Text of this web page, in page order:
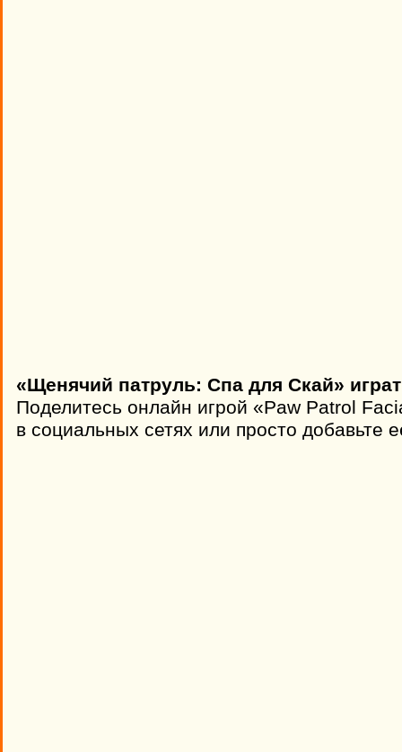
«Щенячий патруль: Спа для Скай»
Поделитесь онлайн игрой «Paw Patrol
в социальных сетях или просто добавьте